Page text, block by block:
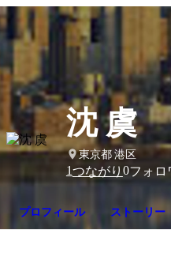
沈 虞
東京都 港区
1つながり 0フォロ
プロフィール ストーリー